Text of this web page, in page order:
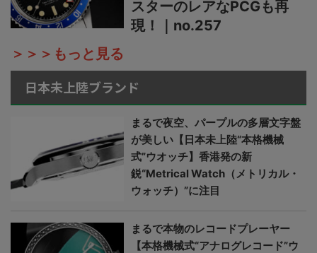
スターのレアなPCGも再
現！｜no.257
＞＞＞もっと見る
日本未上陸ブランド
まるで夜空、パープルの多層文字盤
が美しい【日本未上陸“本格機械
式”ウオッチ】香港発の新
鋭“Metrical Watch（メトリカル・
ウォッチ）”に注目
まるで本物のレコードプレーヤー
【本格機械式“アナログレコード”ウ